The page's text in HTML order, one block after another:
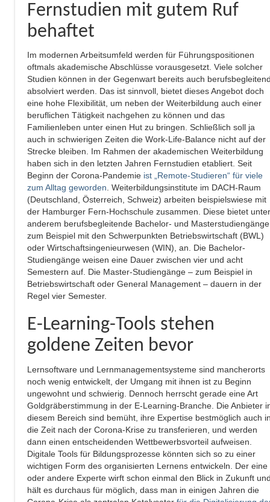
Fernstudien mit gutem Ruf
behaftet
Im modernen Arbeitsumfeld werden für Führungspositionen
oftmals akademische Abschlüsse vorausgesetzt. Viele solcher
Studien können in der Gegenwart bereits auch
absolviert werden. Das ist sinnvoll, bietet dieses Angebot doch
eine hohe Flexibilität, um neben der Weiterbildung auch einer
beruflichen Tätigkeit nachgehen zu können und das
Familienleben unter einen Hut zu bringen. Schließlich soll ja
auch in schwierigen Zeiten die Work-Life-Balance nicht auf der
Strecke bleiben. Im Rahmen der akademischen Weiterbildung
haben sich in den letzten Jahren Fernstudien etabliert. Seit
Beginn der Corona-Pandemie ist „Remote-Studieren“ für viele
zum Alltag geworden . Weiterbildungsinstitute im DACH-Raum
(Deutschland, Österreich, Schweiz) arbeiten beispielswiese mit
der Hamburger Fern-Hochschule zusammen. Diese bietet unter
anderem berufsbegleitende Bachelor- und
zum Beispiel mit den Schwerpunkten Betriebswirtschaft (BWL)
oder Wirtschaftsingenieurwesen (WIN), an. Die Bachelor-
Studiengänge weisen eine Dauer zwischen vier und acht
Semestern auf. Die Master-Studiengänge – zum Beispiel in
Betriebswirtschaft oder General Management – dauern in der
Regel vier Semester.
E-Learning-Tools stehen
goldene Zeiten bevor
Lernsoftware und Lernmanagementsysteme sind mancherorts
noch wenig entwickelt, der Umgang mit ihnen ist zu Beginn
ungewohnt und schwierig. Dennoch herrscht gerade eine Art
Goldgräberstimmung in der E-Learning-Branche. Die Anbieter
diesem Bereich sind bemüht, ihre Expertise bestmöglich auch
die Zeit nach der Corona-Krise zu transferieren, und werden
dann einen entscheidenden Wettbewerbsvorteil aufweisen.
Digitale Tools für Bildungsprozesse könnten sich so zu einer
wichtigen Form des organisierten Lernens entwickeln. Der eine
oder andere Experte wirft schon einmal den Blick in Zukunft
hält es durchaus für möglich, dass man in einigen Jahren die